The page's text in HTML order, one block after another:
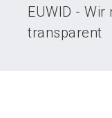
EUWID -
transparent